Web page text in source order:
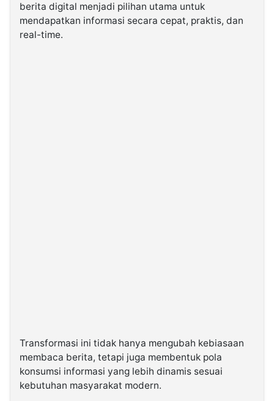
Kabarbaru
Media
Holding
berita digital menjadi pilihan utama untuk
mendapatkan informasi secara cepat, praktis, dan
real-time.
Transformasi ini tidak hanya mengubah kebiasaan
membaca berita, tetapi juga membentuk pola
konsumsi informasi yang lebih dinamis sesuai
kebutuhan masyarakat modern.